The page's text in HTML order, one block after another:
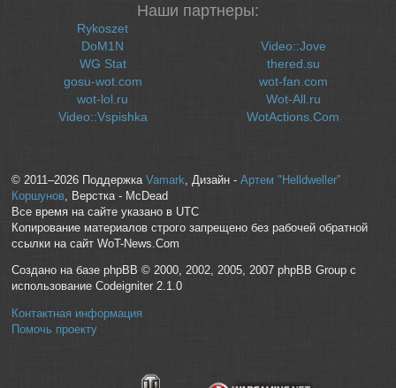
Наши партнеры:
Rykoszet
DoM1N
WG Stat
gosu-wot.com
wot-lol.ru
Video::Vspishka
Video::Jove
thered.su
wot-fan.com
Wot-All.ru
WotActions.Com
© 2011–2026 Поддержка Vamark, Дизайн - Артем "Helldweller"
Коршунов, Верстка - McDead
Все время на сайте указано в UTC
Копирование материалов строго запрещено без рабочей обратной
ссылки на сайт WoT-News.Com
Создано на базе phpBB © 2000, 2002, 2005, 2007 phpBB Group с
использование Codeigniter 2.1.0
Контактная информация
Помочь проекту